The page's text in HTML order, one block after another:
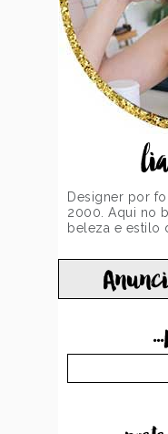
Designer por
2000. Aqui no
beleza e estilo